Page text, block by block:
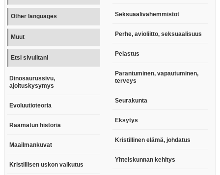
Other languages
Muut
Etsi sivuiltani
Dinosaurussivu,
ajoituskysymys
Evoluutioteoria
Raamatun historia
Maailmankuvat
Kristillisen uskon vaikutus
Seksuaalivähemmistöt
Perhe, avioliitto, seksuaalisuus
Pelastus
Parantuminen, vapautuminen,
terveys
Seurakunta
Eksytys
Kristillinen elämä, johdatus
Yhteiskunnan kehitys